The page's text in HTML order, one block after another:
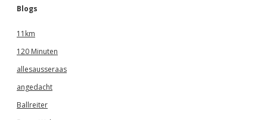
Blogs
11km
120 Minuten
allesausseraas
angedacht
Ballreiter